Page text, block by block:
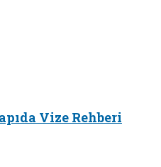
Vize Rehberi